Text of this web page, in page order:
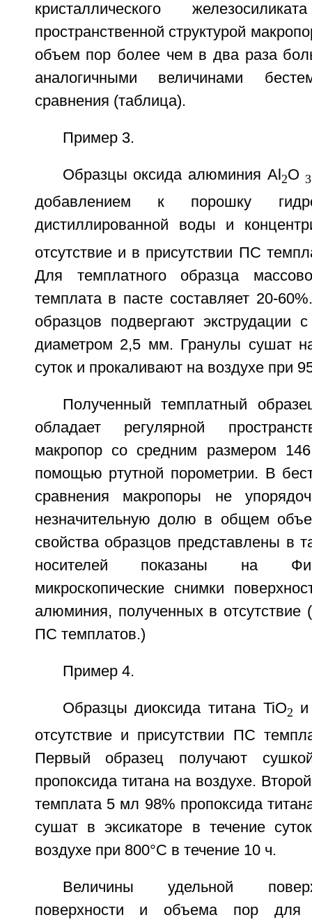
кристаллического
пространственной структурой
объем пор более чем в два раза
аналогичными величинами
сравнения (таблица).
Пример 3.
Образцы оксида алюминия Al 2O 3
добавлением к порошку
дистиллированной воды и
отсутствие и в присутствии ПС
Для темплатного образца
темплата в пасте составляет 20-
образцов подвергают экструдации
диаметром 2,5 мм. Гранулы сушат
суток и прокаливают на воздухе при
Полученный темплатный
обладает регулярной
макропор со средним размером
помощью ртутной порометрии. В
сравнения макропоры не
незначительную долю в общем
свойства образцов представлены в
носителей показаны на
микроскопические снимки
алюминия, полученных в отсутствие
ПС темплатов.)
Пример 4.
Образцы диоксида титана TiO2
отсутствие и присутствии ПС
Первый образец получают
пропоксида титана на воздухе.
темплата 5 мл 98% пропоксида
сушат в эксикаторе в течение
воздухе при 800°C в течение 10 ч.
Величины удельной
поверхности и объема пор для